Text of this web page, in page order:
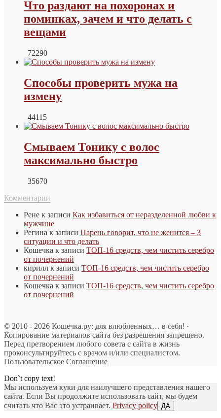
Что раздают на похоронах и
поминках, зачем и что делать с
вещами
72290
Способы проверить мужа на
измену
44115
Смываем Тонику с волос
максимально быстро
35670
Комментарии
Рене к записи Как избавиться от неразделенной любви к
мужчине
Регина к записи Парень говорит, что не женится – 3
ситуации и что делать
Кошечка к записи ТОП-16 средств, чем чистить серебро
от почернений
кирилл к записи ТОП-16 средств, чем чистить серебро
от почернений
Кошечка к записи ТОП-16 средств, чем чистить серебро
от почернений
© 2010 - 2026 Кошечка.ру: для влюбленных… в себя! ·
Копирование материалов сайта без разрешения запрещено.
Перед претворением любого совета с сайта в жизнь
проконсультируйтесь с врачом и/или специалистом.
Пользовательское Соглашение
Don`t copy text!
Мы используем куки для наилучшего представления нашего
сайта. Если Вы продолжите использовать сайт, мы будем
считать что Вас это устраивает. Privacy policy ДА